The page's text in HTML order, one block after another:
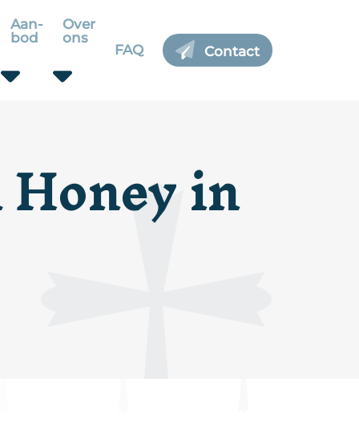
Aan-
bod
Over
ons
FAQ Contact
in